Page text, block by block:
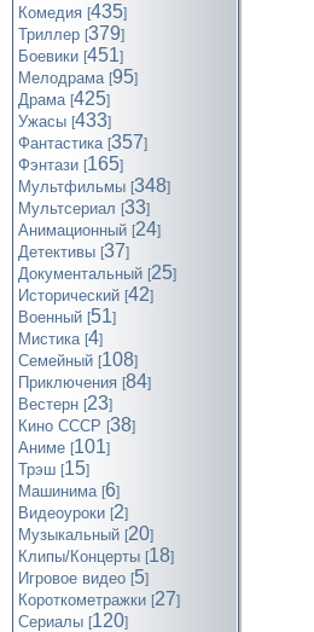
Комедия [435]
Триллер [379]
Боевики [451]
Мелодрама [95]
Драма [425]
Ужасы [433]
Фантастика [357]
Фэнтази [165]
Мультфильмы [348]
Мультсериал [33]
Анимационный [24]
Детективы [37]
Документальный [25]
Исторический [42]
Военный [51]
Мистика [4]
Семейный [108]
Приключения [84]
Вестерн [23]
Кино СССР [38]
Аниме [101]
Трэш [15]
Машинима [6]
Видеоуроки [2]
Музыкальный [20]
Клипы/Концерты [18]
Игровое видео [5]
Короткометражки [27]
Cериалы [120]